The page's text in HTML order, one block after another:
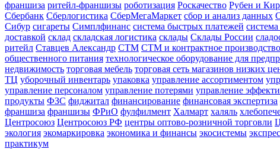
франшиза ритейл-франшизы роботизация Роскачество Рубен и
Сбербанк Сберлогистика СберМегаМаркет сбор и анализ данных
Сибур сигареты Симплфинанс система быстрых платежей
доставкой склад складская логистика склады Склады России
ритейл Ставцев Александр СТМ СТМ и контрактное производство
общественного питания технологическое оборудование для
недвижимость торговая мебель торговая сеть магазинов низких
ТЦ уборочный инвентарь упаковка управление ассортиментом
управление персоналом управление потерями управление
продукты ФЗС фиджитал финансирование финансовая экспертиза
франшиза франшизы ФРиО фулфилмент Халмарт халяль
Центросоюз Центросоюз РФ центры оптово-розничной торговли
экология экомаркировка экономика и финансы экосистемы
практикум